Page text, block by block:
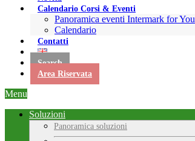
Calendario Corsi & Eventi
Panoramica eventi Intermark for You
Calendario
Contatti
Search
Area Riservata
Menu
Soluzioni
Panoramica soluzioni